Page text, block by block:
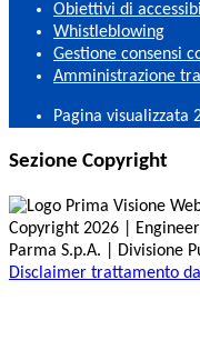
Obiettivi di
Whistleblowing
Gestione consensi
Amministrazione
Pagina visualizzata
Sezione Copyright
Copyright 2026 |
Parma S.p.A. | Divisione
Disclaimer trattamento